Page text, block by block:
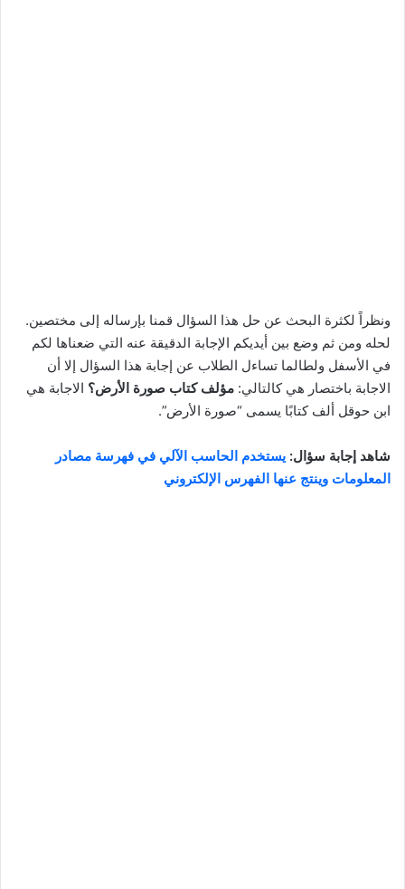
ونظراً لكثرة البحث عن حل هذا السؤال قمنا بإرساله إلى مختصين.
لحله ومن ثم وضع بين أيديكم الإجابة الدقيقة عنه التي ضعناها لكم
في الأسفل ولطالما تساءل الطلاب عن إجابة هذا السؤال إلا أن
الاجابة باختصار هي كالتالي: مؤلف كتاب صورة الأرض؟ الاجابة هي
ابن حوقل ألف كتابًا يسمى “صورة الأرض”.
شاهد إجابة سؤال: يستخدم الحاسب الآلي في فهرسة مصادر
المعلومات وينتج عنها الفهرس الإلكتروني